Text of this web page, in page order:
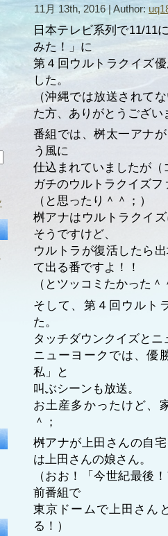
11月 13th, 2016 | Author:
日本テレビ系列で11/11
みた！」に
第４回ウルトラクイズ
した。
（沖縄では放送されて
た方、ありがとうござい
番組では、桝太一アナ
う風に
仕込まれていましたが
ガチのウルトラクイズ
（と思ったり＾＾；）
桝アナはウルトラクイ
そうですけど、
ウルトラが復活したら
て出る番ですよ！！
（とツッコミたかった＾
そして、第４回ウルト
た。
タッチダウンクイズと
ニューヨークでは、優
私」と
叫ぶシーンも放送。
お土産多かったけど、
＾；
桝アナが上田さんの自
は上田さんの娘さん。
（おお！「今世紀最後
前番組で
東京ドームで上田さん
る！）